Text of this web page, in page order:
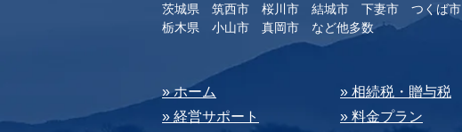
茨城県 筑西市 桜川市 結城市 下妻市 つくば市
​栃木県 小山市 真岡市 など他多数
​» ホーム
» 経営サポート
​» 相続税・贈与税
» 料⾦プラン